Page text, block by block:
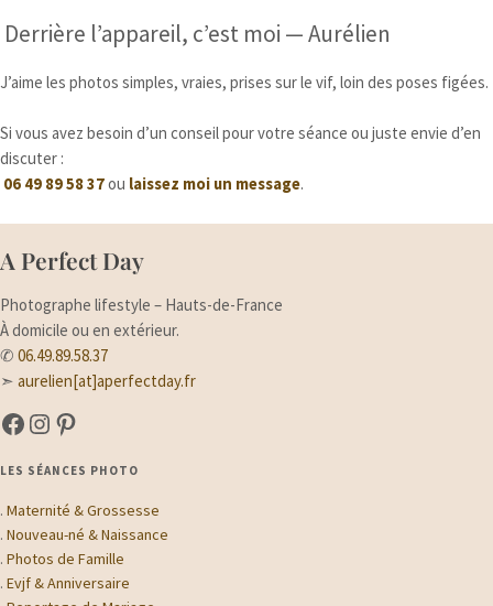
Derrière l’appareil, c’est moi — Aurélien
J’aime les photos simples, vraies, prises sur le vif, loin des poses figées.
Si vous avez besoin d’un conseil pour votre séance ou juste envie d’en
discuter :
06 49 89 58 37ou laissez moi un message.
A Perfect Day
Photographe lifestyle – Hauts-de-France
À domicile ou en extérieur.
✆06.49.89.58.37
➣aurelien[at]aperfectday.fr
A Perfect Day sur Facebook
A Perfect Day sur Instagram
Suivez-moi sur Pinterest
LES SÉANCES PHOTO
.Maternité & Grossesse
.Nouveau-né & Naissance
.Photos de Famille
.Evjf & Anniversaire